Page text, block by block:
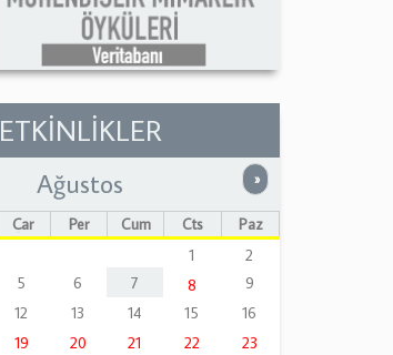
ETKİNLİKLER
»Sonraki
Ağustos
Çar Per Cum Cts
Paz
1
2
5 6 7 8
9
12 13 14 15
16
19 20 21 22
23